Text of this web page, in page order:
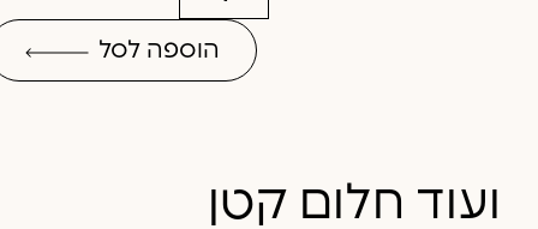
הוספה לסל
ועוד חלום קטן